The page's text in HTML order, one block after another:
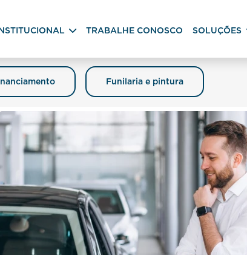
TRABALHE CONOSCO SOLUÇÕES
Funilaria e pintura